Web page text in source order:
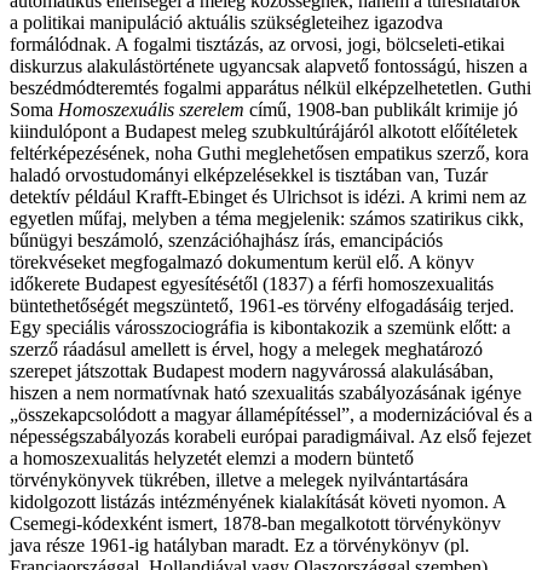
a politikai manipuláció aktuális szükségleteihez igazodva
formálódnak. A fogalmi tisztázás, az orvosi, jogi, bölcseleti-etikai
diskurzus alakulástörténete ugyancsak alapvető fontosságú, hiszen a
beszédmódteremtés fogalmi apparátus nélkül elképzelhetetlen. Guthi
Soma Homoszexuális szerelem című, 1908-ban publikált krimije jó
kiindulópont a Budapest meleg szubkultúrájáról alkotott előítéletek
feltérképezésének, noha Guthi meglehetősen empatikus szerző, kora
haladó orvostudományi elképzelésekkel is tisztában van, Tuzár
detektív például Krafft-Ebinget és Ulrichsot is idézi. A krimi nem az
egyetlen műfaj, melyben a téma megjelenik: számos szatirikus cikk,
bűnügyi beszámoló, szenzációhajhász írás, emancipációs
törekvéseket megfogalmazó dokumentum kerül elő. A könyv
időkerete Budapest egyesítésétől (1837) a férfi homoszexualitás
büntethetőségét megszüntető, 1961-es törvény elfogadásáig terjed.
Egy speciális városszociográfia is kibontakozik a szemünk előtt: a
szerző ráadásul amellett is érvel, hogy a melegek meghatározó
szerepet játszottak Budapest modern nagyvárossá alakulásában,
hiszen a nem normatívnak ható szexualitás szabályozásának igénye
„összekapcsolódott a magyar államépítéssel”, a modernizációval és a
népességszabályozás korabeli európai paradigmáival. Az első fejezet
a homoszexualitás helyzetét elemzi a modern büntető
törvénykönyvek tükrében, illetve a melegek nyilvántartására
kidolgozott listázás intézményének kialakítását követi nyomon. A
Csemegi-kódexként ismert, 1878-ban megalkotott törvénykönyv
java része 1961-ig hatályban maradt. Ez a törvénykönyv (pl.